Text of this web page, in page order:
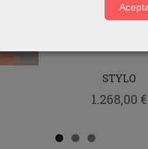
STYLO
1.268,00 €